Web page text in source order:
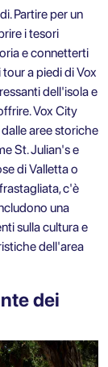
Partire per un
i tesori
e connetterti
a piedi di Vox
dell'isola e
Vox City
aree storiche
St. Julian's e
di Valletta o
c'è
una
sulla cultura e
dell'area
dei